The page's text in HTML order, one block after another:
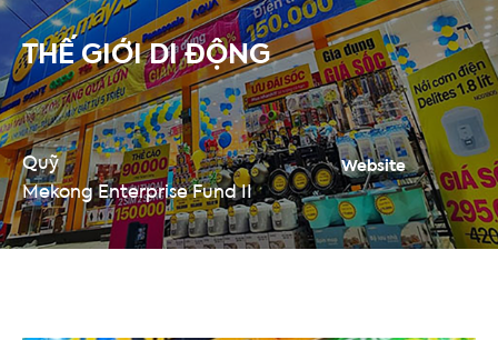
THẾ GIỚI DI ĐỘNG
Quỹ
Mekong Enterprise Fund II
Website